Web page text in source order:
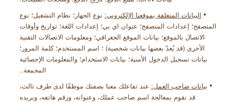
• البيانات المتعلقة بموقعنا الإلكتروني: نوع الجهاز؛ نظام التشغيل؛ نوع
المتصفح؛ إعدادات المتصفح؛ عنوان اي بي؛ إعدادات اللغة؛ تواريخ وأوقات
الاتصال بالموقع؛ بيانات الموقع الجغرافي؛ ومعلومات الاتصالات التقنية
الأخرى (قد يُعدّ بعضها بيانات شخصية) ؛ اسم المستخدم؛ كلمة المرور؛
بيانات تسجيل الدخول الأمنية؛ بيانات الاستخدام؛ والمعلومات الإحصائية
المجمعة.
.
• بيانات صاحب العمل: عند تفاعلك معنا بصفتك موظفًا لدى طرف ثالث،
قد نقوم بمعالجة اسم صاحب عملك، وعنوانه، ورقم هاتفه، وبريده